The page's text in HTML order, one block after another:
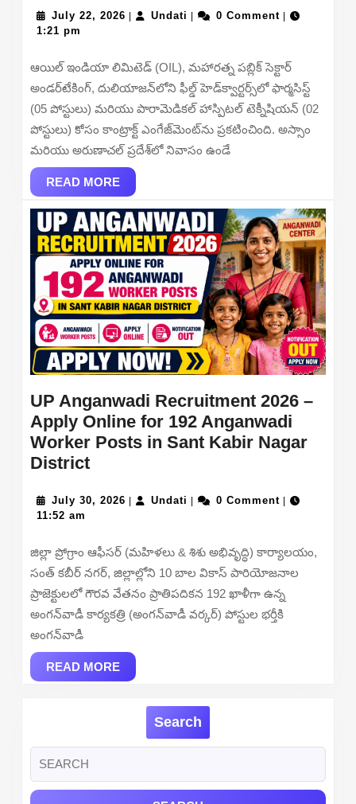
Apply
Walkin
for
July 22, 2026 July
| Undati Undati
| 0 Comment |
1:21 pm
ఆయిల్ ఇండియా లిమిటెడ్ (OIL), మహారత్న పబ్లిక్ సెక్టార్
అండర్‌టేకింగ్, దులియాజన్‌లోని ఫీల్డ్ హెడ్‌క్వార్టర్స్‌లో ఫార్మసిస్ట్
(05 పోస్టులు) మరియు పారామెడికల్ హాస్పిటల్ టెక్నీషియన్ (02
పోస్టులు) కోసం కాంట్రాక్ట్ ఎంగేజ్‌మెంట్‌ను ప్రకటించింది. అస్సాం
మరియు అరుణాచల్ ప్రదేశ్‌లో నివాసం ఉండే
READ MOREREAD
MORE
UP Anganwadi Recruitment 2026 –
Apply Online for 192 Anganwadi
Worker Posts in Sant Kabir Nagar
DistrictUP
Recruitment
–
Apply
Online
for
192
Anganwadi
Worker
Kabir
District
July 30, 2026 July
| Undati Undati
| 0 Comment |
11:52 am
జిల్లా ప్రోగ్రాం ఆఫీసర్ (మహిళలు & శిశు అభివృద్ధి) కార్యాలయం,
సంత్ కబీర్ నగర్, జిల్లాల్లోని 10 బాల వికాస్ పారియోజనాల
ప్రాజెక్టులలో గౌరవ వేతనం ప్రాతిపదికన 192 ఖాళీగా ఉన్న
అంగన్‌వాడీ కార్యకత్రి (అంగన్‌వాడీ వర్కర్) పోస్టుల భర్తీకి
అంగన్‌వాడీ
READ MOREREAD
MORE
Search
for: